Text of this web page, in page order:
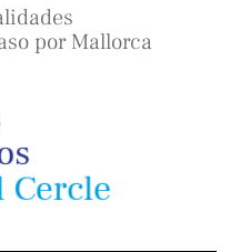
por Mallorca